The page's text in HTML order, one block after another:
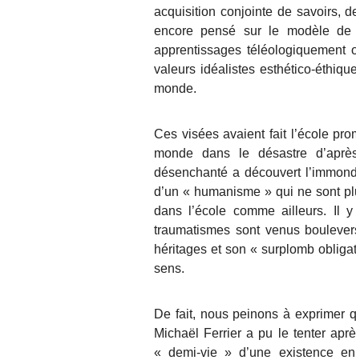
acquisition conjointe de savoirs,
encore pensé sur le modèle
apprentissagestéléologiquement
valeurs idéalistes esthético-
monde.
Ces visées avaient fait l’école
monde dans le désastre
désenchanté a découvert
d’un « humanisme » qui ne sont
dans l’école comme ailleurs. Il
traumatismes sont venus
héritages et son « surplomb
sens.
De fait, nous peinons à exprimer
Michaël Ferrier a pu le tenter
« demi-vie » d’une existence